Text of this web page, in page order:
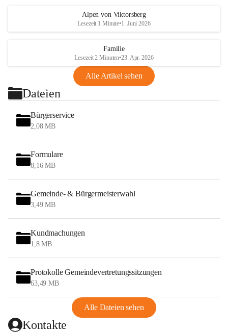
Alpen von Viktorsberg
Lesezeit 1 Minute•1. Juni 2026
Familie
Lesezeit 2 Minuten•23. Apr. 2026
Alle Artikel sehen
Dateien
Bürgerservice
2,08 MB
Formulare
8,16 MB
Gemeinde- & Bürgermeisterwahl
3,49 MB
Kundmachungen
1,8 MB
Protokolle Gemeindevertretungssitzungen
63,49 MB
Alle Dateien sehen
Kontakte